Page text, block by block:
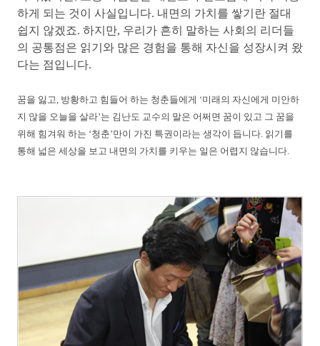
하게 되는 것이 사실입니다. 내면의 가치를 쌓기란 절대
쉽지 않겠죠. 하지만, 우리가 흔히 말하는 사회의 리더들
의 공통점은 읽기와 많은 경험을 통해 자신을 성장시켜 왔
다는 점입니다.
꿈을 잃고, 방황하고 힘들어 하는 청춘들에게 ‘미래의 자신에게 미안하
지 않을 오늘을 살라’는 김난도 교수의 말은 어쩌면 꿈이 있고 그 꿈을
위해 힘겨워 하는 ‘청춘’만이 가진 특권이라는 생각이 듭니다. 읽기를
통해 넓은 세상을 보고 내면의 가치를 키우는 일은 어렵지 않습니다.